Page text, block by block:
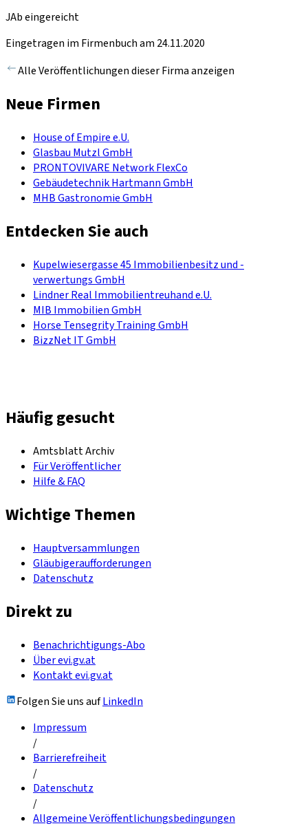
JAb eingereicht
Eingetragen im Firmenbuch am 24.11.2020
Alle Veröffentlichungen dieser Firma anzeigen
Neue Firmen
House of Empire e.U.
Glasbau Mutzl GmbH
PRONTOVIVARE Network FlexCo
Gebäudetechnik Hartmann GmbH
MHB Gastronomie GmbH
Entdecken Sie auch
Kupelwiesergasse 45 Immobilienbesitz und -
verwertungs GmbH
Lindner Real Immobilientreuhand e.U.
MIB Immobilien GmbH
Horse Tensegrity Training GmbH
BizzNet IT GmbH
Häufig gesucht
Amtsblatt Archiv
Für Veröffentlicher
Hilfe & FAQ
Wichtige Themen
Hauptversammlungen
Gläubigeraufforderungen
Datenschutz
Direkt zu
Benachrichtigungs-Abo
Über evi.gv.at
Kontakt evi.gv.at
Folgen Sie uns aufLinkedIn
Impressum
/
Barrierefreiheit
/
Datenschutz
/
Allgemeine Veröffentlichungsbedingungen